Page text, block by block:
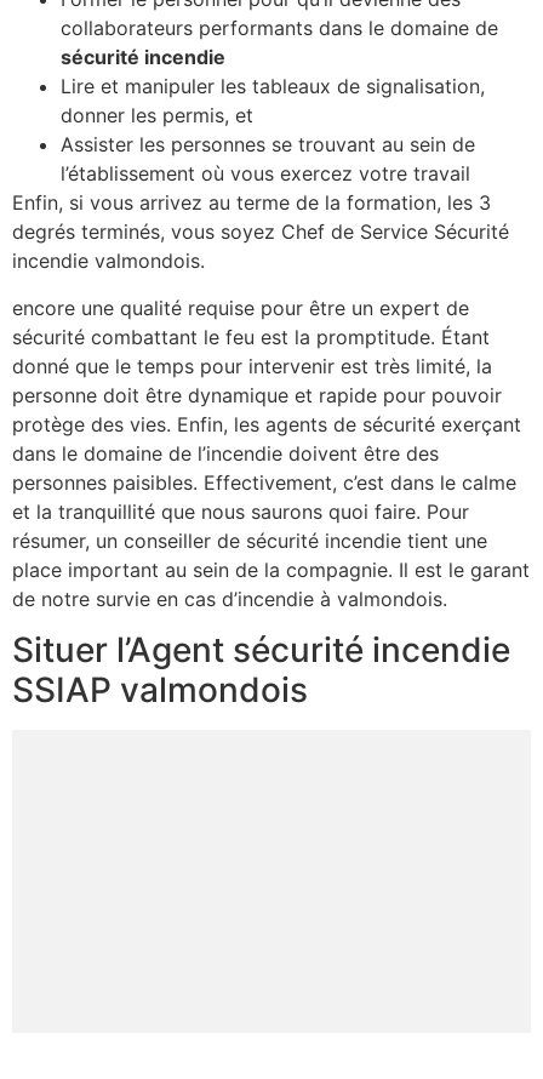
collaborateurs performants dans le domaine de
sécurité incendie
Lire et manipuler les tableaux de signalisation,
donner les permis, et
Assister les personnes se trouvant au sein de
l’établissement où vous exercez votre travail
Enfin, si vous arrivez au terme de la formation, les 3
degrés terminés, vous soyez Chef de Service Sécurité
incendie valmondois.
encore une qualité requise pour être un expert de
sécurité combattant le feu est la promptitude. Étant
donné que le temps pour intervenir est très limité, la
personne doit être dynamique et rapide pour pouvoir
protège des vies. Enfin, les agents de sécurité exerçant
dans le domaine de l’incendie doivent être des
personnes paisibles. Effectivement, c’est dans le calme
et la tranquillité que nous saurons quoi faire. Pour
résumer, un conseiller de sécurité incendie tient une
place important au sein de la compagnie. Il est le garant
de notre survie en cas d’incendie à valmondois.
Situer l’Agent sécurité incendie
SSIAP valmondois